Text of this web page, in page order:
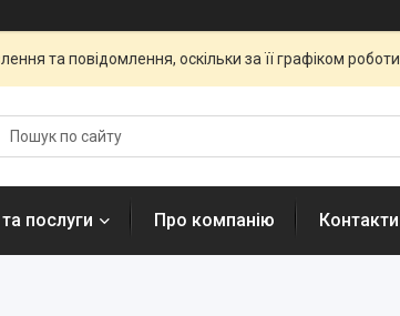
та повідомлення, оскільки за її графіком
послуги Про компанію Контакти